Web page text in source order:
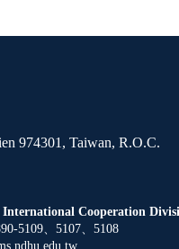
974301, Taiwan, R.O.C.
International Cooperation
5109、5107、5108